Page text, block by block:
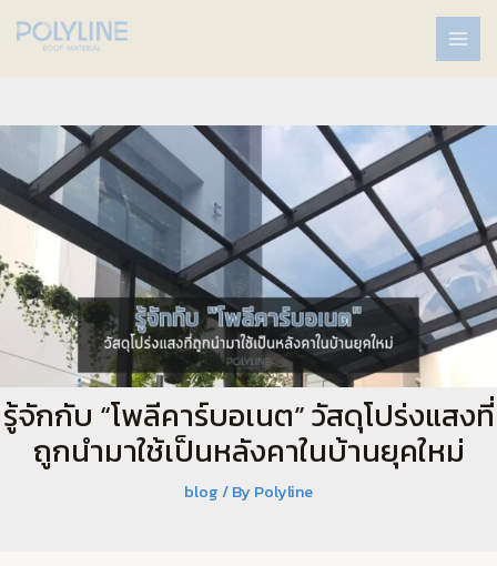
รู้จักกับ “โพลีคาร์บอเนต” วัสดุโปร่งแสงที่
ถูกนำมาใช้เป็นหลังคาในบ้านยุคใหม่
blog/ By Polyline